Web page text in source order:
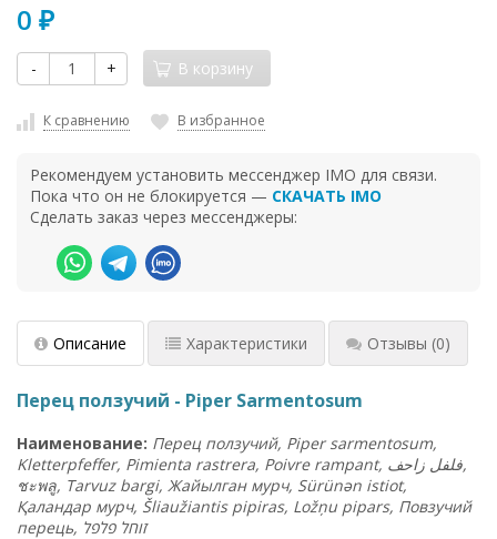
0 ₽
- + В корзину
К сравнению В избранное
Рекомендуем установить мессенджер IMO для связи.
Пока что он не блокируется — СКАЧАТЬ IMO
Сделать заказ через мессенджеры:
Описание Характеристики Отзывы (0)
Перец ползучий - Piper Sarmentosum
Наименование: Перец ползучий, Piper sarmentosum,
Kletterpfeffer, Pimienta rastrera, Poivre rampant,
فلفل زاحف
,
ชะพลู, Tarvuz bargi, Жайылган мурч, Sürünən istiot,
Қаландар мурч, Šliaužiantis pipiras, Ložņu pipars, Повзучий
перець,
זוחל פלפל